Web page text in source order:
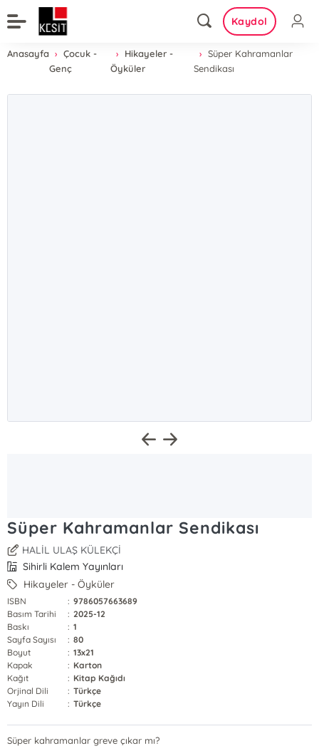
Kaydol
Anasayfa
Çocuk -
Genç
Hikayeler -
Öyküler
Süper Kahramanlar
Sendikası
Süper Kahramanlar Sendikası
HALİL ULAŞ KÜLEKÇİ
Sihirli Kalem Yayınları
Hikayeler - Öyküler
ISBN : 9786057663689
Basım Tarihi
: 2025-12
Baskı
: 1
Sayfa Sayısı
: 80
Boyut
: 13x21
Kapak
: Karton
Kağıt
: Kitap Kağıdı
Orjinal Dili
: Türkçe
Yayın Dili
: Türkçe
Süper kahramanlar greve çıkar mı?